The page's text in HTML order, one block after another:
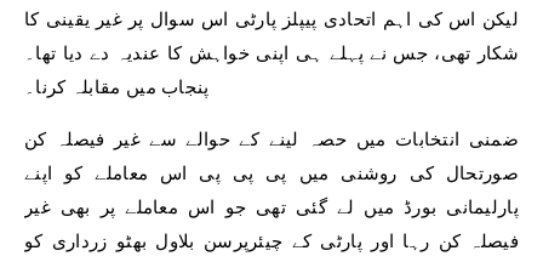
لیکن اس کی اہم اتحادی پیپلز پارٹی اس سوال پر غیر یقینی کا
شکار تھی، جس نے پہلے ہی اپنی خواہش کا عندیہ دے دیا تھا۔
پنجاب میں مقابلہ کرنا۔
ضمنی انتخابات میں حصہ لینے کے حوالے سے غیر فیصلہ کن
صورتحال کی روشنی میں پی پی پی اس معاملے کو اپنے
پارلیمانی بورڈ میں لے گئی تھی جو اس معاملے پر بھی غیر
فیصلہ کن رہا اور پارٹی کے چیئرپرسن بلاول بھٹو زرداری کو